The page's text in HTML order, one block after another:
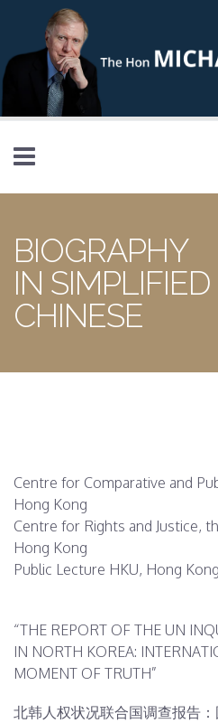
Skip to main content
BIOGRAPHY
IN SIMPLIFIED
CHINESE
Centre for Comparative and
Hong Kong
Centre for Rights and Justice,
Hong Kong
Public Lecture HKU, Hong
“THE REPORT OF THE UN
IN NORTH KOREA:
MOMENT OF TRUTH”
北韩人权状况联合国调查报告